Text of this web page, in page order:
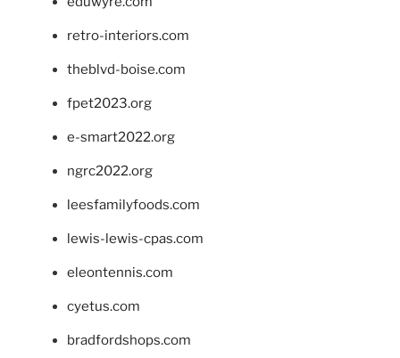
retro-interiors.com
theblvd-boise.com
fpet2023.org
e-smart2022.org
ngrc2022.org
leesfamilyfoods.com
lewis-lewis-cpas.com
eleontennis.com
cyetus.com
bradfordshops.com